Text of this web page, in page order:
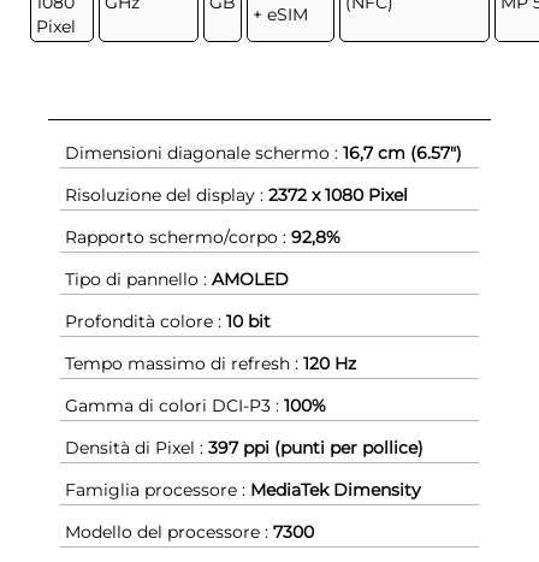
Pixel
+ eSIM
Dimensioni diagonale schermo : 16,7 cm (6.57")
Risoluzione del display : 2372 x 1080 Pixel
Rapporto schermo/corpo : 92,8%
Tipo di pannello : AMOLED
Profondità colore : 10 bit
Tempo massimo di refresh : 120 Hz
Gamma di colori DCI-P3 : 100%
Densità di Pixel : 397 ppi (punti per pollice)
Famiglia processore : MediaTek Dimensity
Modello del processore : 7300